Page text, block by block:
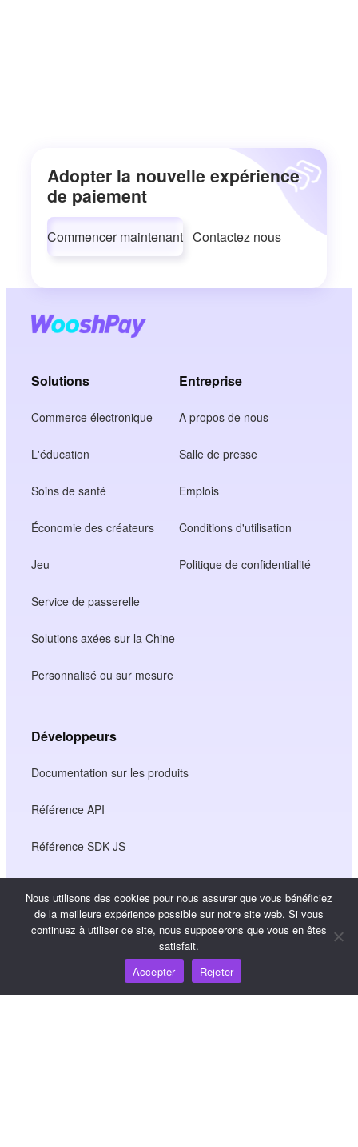
Adopter la nouvelle expérience
de paiement
Commencer maintenant Contactez nous
Solutions
Commerce électronique
L'éducation
Soins de santé
Économie des créateurs
Jeu
Service de passerelle
Solutions axées sur la Chine
Personnalisé ou sur mesure
Entreprise
A propos de nous
Salle de presse
Emplois
Conditions d'utilisation
Politique de confidentialité
Développeurs
Documentation sur les produits
Référence API
Référence SDK JS
Ressources
Carrefour de connaissances
Nous utilisons des cookies pour nous assurer que vous bénéficiez
de la meilleure expérience possible sur notre site web. Si vous
continuez à utiliser ce site, nous supposerons que vous en êtes
satisfait.
Accepter
Rejeter